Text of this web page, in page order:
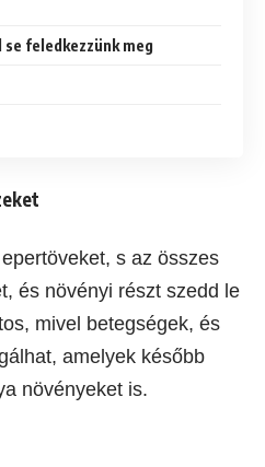
feledkezzünk meg
s az összes
és növényi részt szedd le
mivel betegségek, és
amelyek később
növényeket is.